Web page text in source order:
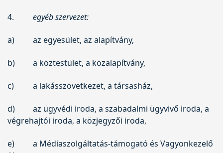
4. egyéb szervezet:
a) az egyesület, az alapítvány,
b) a köztestület, a közalapítvány,
c) a lakásszövetkezet, a társasház,
d)
az ügyvédi iroda, a szabadalmi ügyvivő iroda, a
végrehajtói iroda, a közjegyzői iroda,
e)
a Médiaszolgáltatás-támogató és Vagyonkezelő